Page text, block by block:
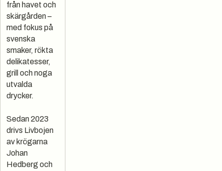
från havet och
skärgården –
med fokus på
svenska
smaker, rökta
delikatesser,
grill och noga
utvalda
drycker.
Sedan 2023
drivs Livbojen
av krögarna
Johan
Hedberg och